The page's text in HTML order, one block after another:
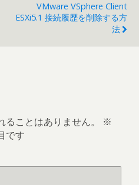
VMware VSphere Client
ESXi5.1 接続履歴を削除する方
法
ことはありません。
※
です